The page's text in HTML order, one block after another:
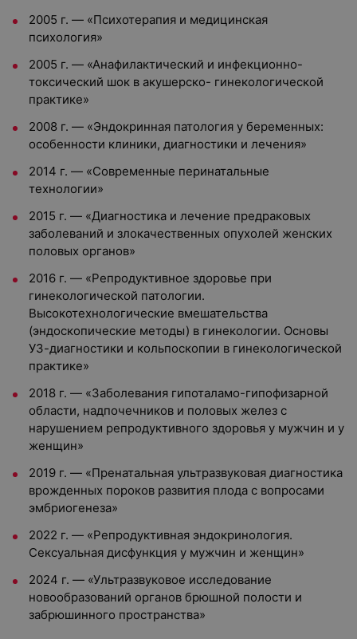
2005 г. — «Психотерапия и медицинская
психология»
2005 г. — «Анафилактический и инфекционно-
токсический шок в акушерско- гинекологической
практике»
2008 г. — «Эндокринная патология у беременных:
особенности клиники, диагностики и лечения»
2014 г. — «Современные перинатальные
технологии»
2015 г. — «Диагностика и лечение предраковых
заболеваний и злокачественных опухолей женских
половых органов»
2016 г. — «Репродуктивное здоровье при
гинекологической патологии.
Высокотехнологические вмешательства
(эндоскопические методы) в гинекологии. Основы
УЗ-диагностики и кольпоскопии в гинекологической
практике»
2018 г. — «Заболевания гипоталамо-гипофизарной
области, надпочечников и половых желез с
нарушением репродуктивного здоровья у мужчин и у
женщин»
2019 г. — «Пренатальная ультразвуковая диагностика
врожденных пороков развития плода с вопросами
эмбриогенеза»
2022 г. — «Репродуктивная эндокринология.
Сексуальная дисфункция у мужчин и женщин»
2024 г. — «Ультразвуковое исследование
новообразований органов брюшной полости и
забрюшинного пространства»